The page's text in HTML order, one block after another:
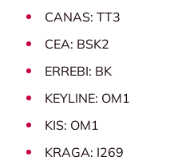
CANAS: TT3
CEA: BSK2
ERREBI: BK
KEYLINE: OM1
KIS: OM1
KRAGA: I269